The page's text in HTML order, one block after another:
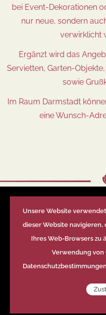
bei Event-Dekorationen
nur neue, sondern
verwirklicht
Ergänzt wird das
Servietten, Garten-
sowie
Im Raum Darmstadt
eine Wunsch-
2017 – Blumen-
Unsere Website
dieser Website
Ihres Web-Browsers zu
Verwendung von